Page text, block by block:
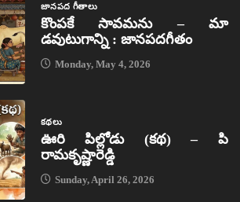
జానపద గీతాలు
కొంపకే సావమను – మా
డవుటుగాన్ని : జానపదగీతం
Monday, May 4, 2026
కథలు
ఊరి పిల్లోడు (కథ) – పి
రామకృష్ణారెడ్డి
Sunday, April 26, 2026